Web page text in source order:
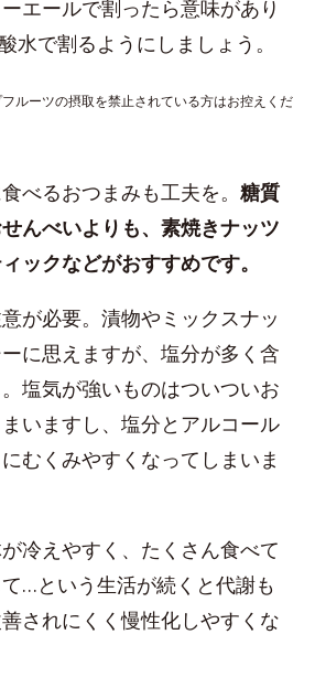
エールで割ったら意味があり
水で割るようにしましょう。
ルーツの摂取を禁止されている方はお控えくだ
べるおつまみも工夫を。 糖質
んべいよりも、素焼きナッツ
ックなどがおすすめです。
が必要。漬物やミックスナッ
に思えますが、塩分が多く含
塩気が強いものはついついお
いますし、塩分とアルコール
むくみやすくなってしまいま
冷えやすく、たくさん食べて
…という生活が続くと代謝も
されにくく慢性化しやすくな